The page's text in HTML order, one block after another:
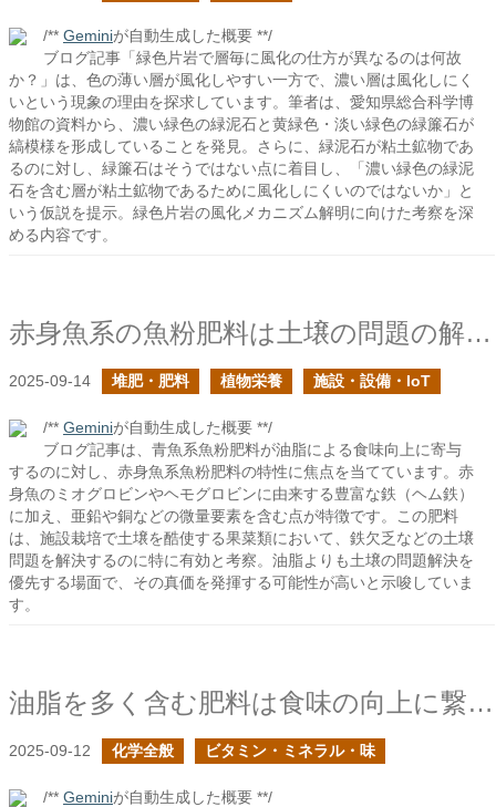
/** Geminiが自動生成した概要 **/
ブログ記事「緑色片岩で層毎に風化の仕方が異なるのは何故
か？」は、色の薄い層が風化しやすい一方で、濃い層は風化しにく
いという現象の理由を探求しています。筆者は、愛知県総合科学博
物館の資料から、濃い緑色の緑泥石と黄緑色・淡い緑色の緑簾石が
縞模様を形成していることを発見。さらに、緑泥石が粘土鉱物であ
るのに対し、緑簾石はそうではない点に着目し、「濃い緑色の緑泥
石を含む層が粘土鉱物であるために風化しにくいのではないか」と
いう仮説を提示。緑色片岩の風化メカニズム解明に向けた考察を深
める内容です。
赤身魚系の魚粉肥料は土壌の問題の解決に向いているはず
2025-09-14 堆肥・肥料 植物栄養 施設・設備・IoT
/** Geminiが自動生成した概要 **/
ブログ記事は、青魚系魚粉肥料が油脂による食味向上に寄与
するのに対し、赤身魚系魚粉肥料の特性に焦点を当てています。赤
身魚のミオグロビンやヘモグロビンに由来する豊富な鉄（ヘム鉄）
に加え、亜鉛や銅などの微量要素を含む点が特徴です。この肥料
は、施設栽培で土壌を酷使する果菜類において、鉄欠乏などの土壌
問題を解決するのに特に有効と考察。油脂よりも土壌の問題解決を
優先する場面で、その真価を発揮する可能性が高いと示唆していま
す。
油脂を多く含む肥料は食味の向上に繋がるか？
2025-09-12 化学全般 ビタミン・ミネラル・味
/** Geminiが自動生成した概要 **/